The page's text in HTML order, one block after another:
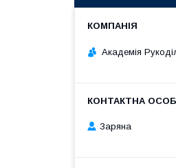
Академія
Заряна